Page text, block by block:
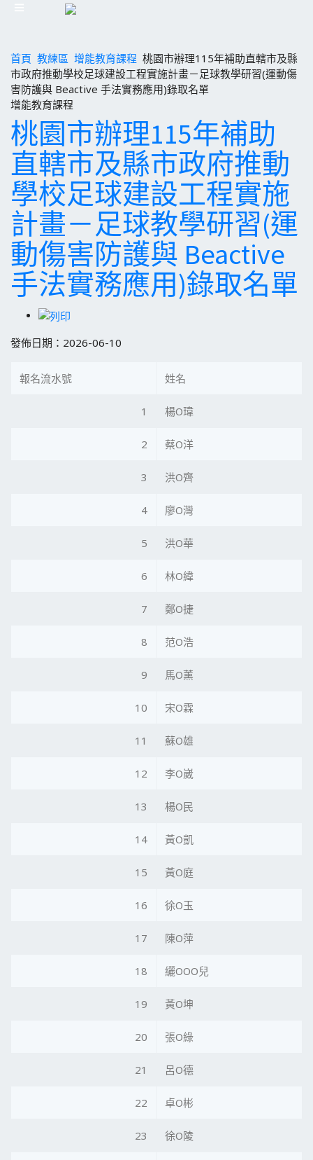
首頁 教練區 增能教育課程 桃園市辦理115年補助直轄市及縣
市政府推動學校足球建設工程實施計畫－足球教學研習(運動傷
害防護與 Beactive 手法實務應用)錄取名單
增能教育課程
桃園市辦理115年補助
直轄市及縣市政府推動
學校足球建設工程實施
計畫－足球教學研習(運
動傷害防護與 Beactive
手法實務應用)錄取名單
發佈日期：2026-06-10
報名流水號 姓名
1 楊O瑋
2 蔡O洋
3 洪O齊
4 廖O灣
5 洪O華
6 林O緯
7 鄭O捷
8 范O浩
9 馬O薰
10 宋O霖
11 蘇O雄
12 李O崴
13 楊O民
14 黃O凱
15 黃O庭
16 徐O玉
17 陳O萍
18 纚OOO兒
19 黃O坤
20 張O綠
21 呂O德
22 卓O彬
23 徐O陵